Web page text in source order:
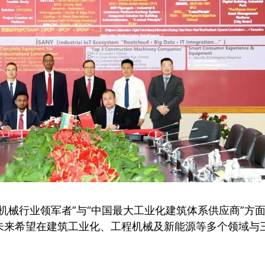
械行业领军者”与“中国最大工业化建筑体系供应商”方
希望在建筑工业化、工程机械及新能源等多个领域与